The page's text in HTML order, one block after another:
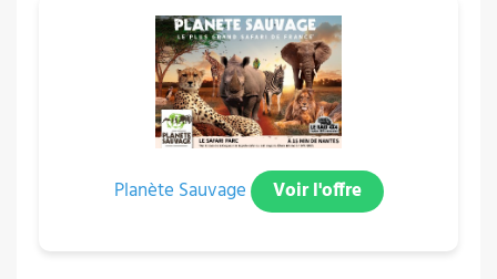
Planète Sauvage Voir l'offre